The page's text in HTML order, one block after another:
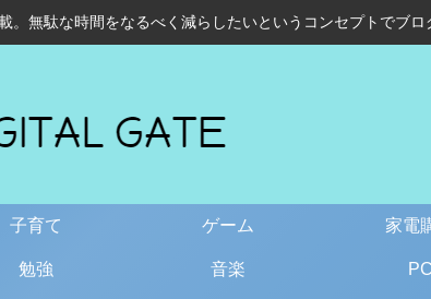
。無駄な時間をなるべく減らしたいというコンセプトでブロ
子育て ゲーム 家電
勉強 音楽 PC